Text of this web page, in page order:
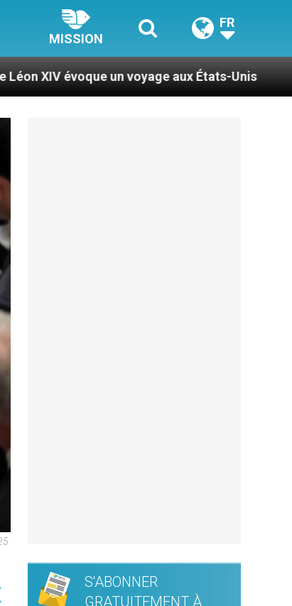
MISSION
FR
aux États-Unis Le pape Léon XIV
S'ABONNER
GRATUITEMENT À